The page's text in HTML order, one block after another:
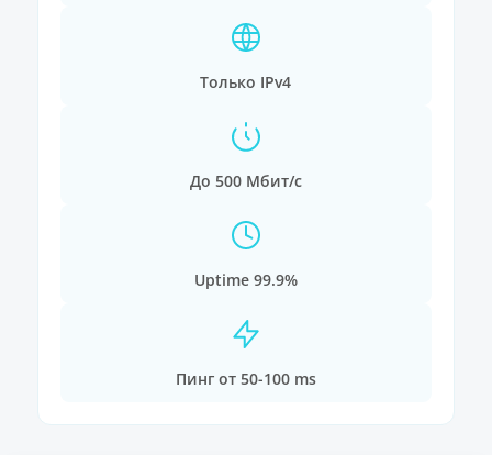
Только IPv4
До 500 Мбит/с
Uptime 99.9%
Пинг от 50-100 ms